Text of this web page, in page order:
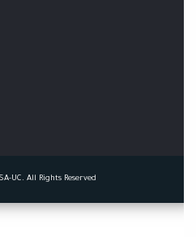
SA-UC. All Rights Reserved